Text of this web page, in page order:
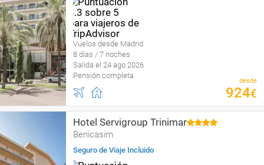
Vuelos desde Madrid
8 días / 7 noches
Salida el 24 ago 2026
Pensión completa
desde
924€
Hotel Servigroup Trinimar
Benicasim
Seguro de Viaje Incluido